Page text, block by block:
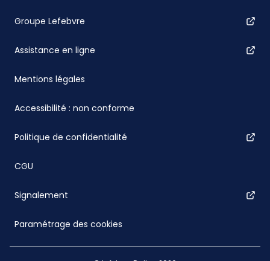
Groupe Lefebvre
Assistance en ligne
Mentions légales
Accessibilité : non conforme
Politique de confidentialité
CGU
Signalement
Paramétrage des cookies